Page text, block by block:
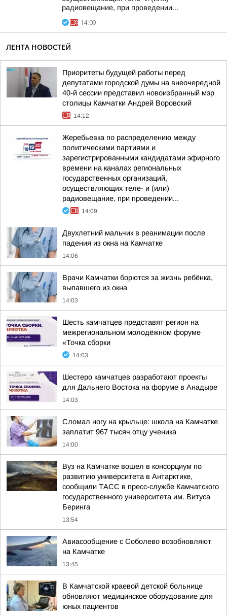
радиовещание, при проведении...
14:09
ЛЕНТА НОВОСТЕЙ
Приоритеты будущей работы перед
депутатами городской думы на внеочередной
40-й сессии представил новоизбранный мэр
столицы Камчатки Андрей Воровский
14:12
Жеребьевка по распределению между
политическими партиями и
зарегистрированными кандидатами эфирного
времени на каналах региональных
государственных организаций,
осуществляющих теле- и (или)
радиовещание, при проведении...
14:09
Двухлетний мальчик в реанимации после
падения из окна на Камчатке
14:06
Врачи Камчатки борются за жизнь ребёнка,
выпавшего из окна
14:03
Шесть камчатцев представят регион на
межрегиональном молодёжном форуме
«Точка сборки
14:03
Шестеро камчатцев разработают проекты
для Дальнего Востока на форуме в Анадыре
14:03
Сломал ногу на крыльце: школа на Камчатке
заплатит 967 тысяч отцу ученика
14:00
Вуз на Камчатке вошел в консорциум по
развитию университета в Антарктике,
сообщили ТАСС в пресс-службе Камчатского
государственного университета им. Витуса
Беринга
13:54
Авиасообщение с Соболево возобновляют
на Камчатке
13:45
В Камчатской краевой детской больнице
обновляют медицинское оборудование для
юных пациентов